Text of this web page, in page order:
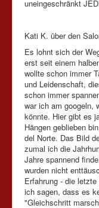
uneingeschränkt
Kati K. über den
Es lohnt sich der
erst seit einem
wollte schon immer
und Leidenschaft,
schon immer
war ich am googeln,
könnte. Hier gibt es
Hängen geblieben
del Norte. Das Bild
zumal ich die
Jahre spannend
wurden nicht
Erfahrung - die
ich sagen, dass es
"Gleichschritt